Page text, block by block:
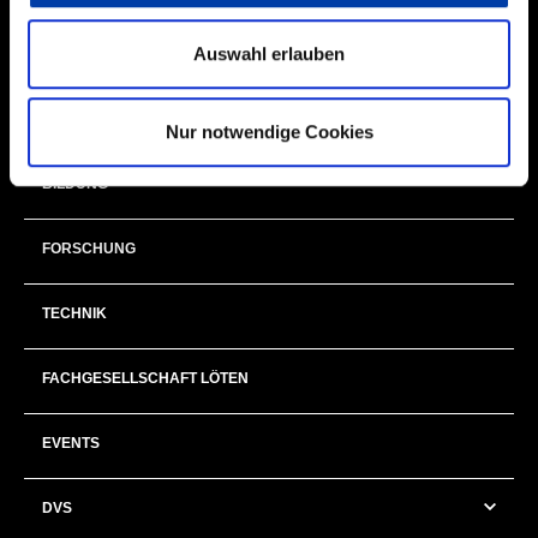
Auswahl erlauben
Nur notwendige Cookies
BILDUNG
FORSCHUNG
TECHNIK
FACHGESELLSCHAFT LÖTEN
EVENTS
DVS